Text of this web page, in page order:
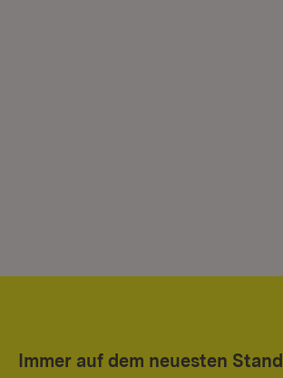
Immer auf dem neuesten Stand